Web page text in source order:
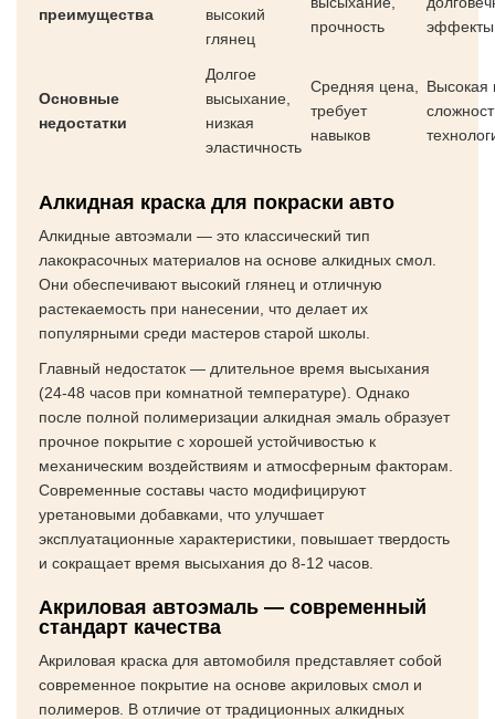
преимущества
высокий
глянец
прочность
эффекты
Основные
недостатки
Долгое
высыхание,
низкая
эластичность
Средняя цена,
требует
навыков
Высокая
Алкидная краска для покраски авто
Алкидные автоэмали — это классический тип
лакокрасочных материалов на основе алкидных смол.
Они обеспечивают высокий глянец и отличную
растекаемость при нанесении, что делает их
популярными среди мастеров старой школы.
Главный недостаток — длительное время высыхания
(24-48 часов при комнатной температуре). Однако
после полной полимеризации алкидная эмаль образует
прочное покрытие с хорошей устойчивостью к
механическим воздействиям и атмосферным факторам.
Современные составы часто модифицируют
уретановыми добавками, что улучшает
эксплуатационные характеристики, повышает твердость
и сокращает время высыхания до 8-12 часов.
Акриловая автоэмаль — современный
стандарт качества
Акриловая краска для автомобиля представляет собой
современное покрытие на основе акриловых смол и
полимеров. В отличие от традиционных алкидных